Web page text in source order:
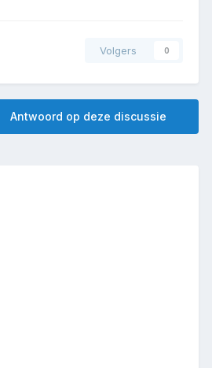
Volgers 0
Antwoord op deze discussie